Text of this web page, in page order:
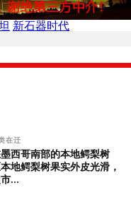
新石器时代
在迁
西哥南部的本地鳄梨树
地鳄梨树果实外皮光滑，
...